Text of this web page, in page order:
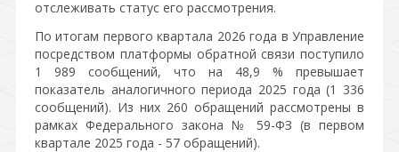
отслеживать статус его рассмотрения.
По итогам первого квартала 2026 года в Управление
посредством платформы обратной связи поступило
1 989 сообщений, что на 48,9 % превышает
показатель аналогичного периода 2025 года (1 336
сообщений). Из них 260 обращений рассмотрены в
рамках Федерального закона № 59-ФЗ (в первом
квартале 2025 года - 57 обращений).